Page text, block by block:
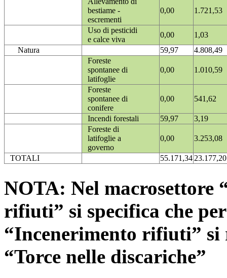
bestiame -
escrementi
0,00 1.721,53
Uso di pesticidi
e calce viva
0,00
1,03
Natura
59,97
4.808,49
Foreste
spontanee di
latifoglie
0,00 1.010,59
Foreste
spontanee di
conifere
0,00 541,62
Incendi forestali 59,97
3,19
Foreste di
latifoglie a
governo
0,00 3.253,08
TOTALI 55.171,3423.177,20
NOTA: Nel macrosettore
rifiuti” si specifica che
“Incenerimento rifiuti”
“Torce nelle discariche”